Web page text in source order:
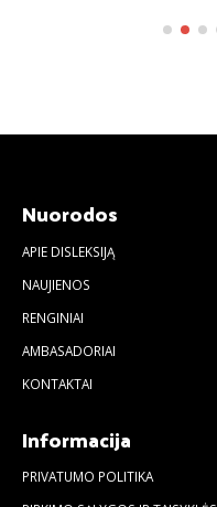
Nuorodos
APIE DISLEKSIJĄ
NAUJIENOS
RENGINIAI
AMBASADORIAI
KONTAKTAI
Informacija
PRIVATUMO POLITIKA